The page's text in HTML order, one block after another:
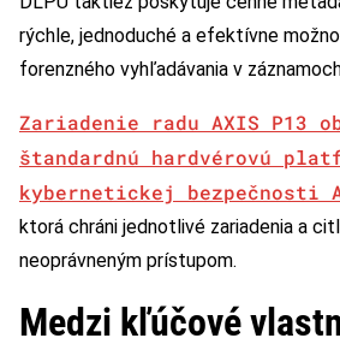
rýchle, jednoduché a efektívne
forenzného vyhľadávania v
Zariadenie radu AXIS P13
štandardnú hardvérovú
kybernetickej bezpečnosti
ktorá chráni jednotlivé zariadenia a
neoprávneným prístupom.
Medzi kľúčové